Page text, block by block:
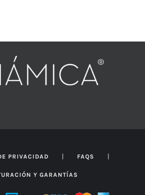
$132.837
PRIVACIDAD | FAQS |
Y GARANTÍAS